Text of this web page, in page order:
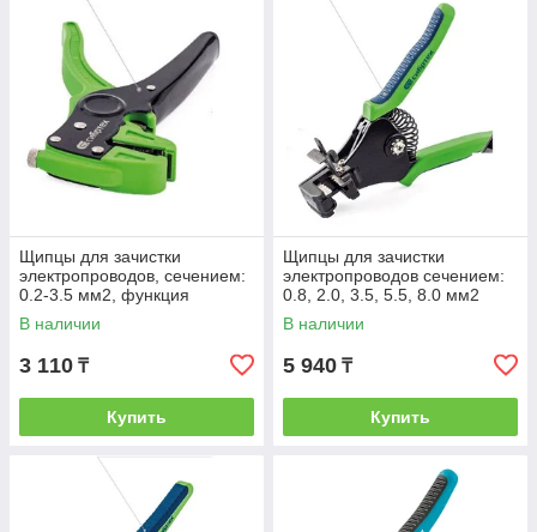
Щипцы для зачистки
электропроводов, сечением:
0.2-3.5 мм2, функция
обрезания проводов Сибртех
В наличии
3 110 ₸
Купить
Щипцы для зачистки
электропроводов сечением:
0.8, 2.0, 3.5, 5.5, 8.0 мм2
Сибртех
В наличии
5 940 ₸
Купить